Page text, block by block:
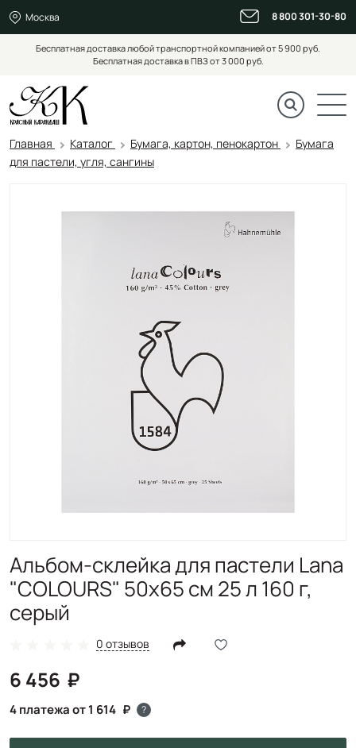
Москва 8 800 301-30-80
Бесплатная доставка любой транспортной компанией от 5 900 руб.
Бесплатная доставка в ПВЗ от 3 000 руб.
Главная Каталог Бумага, картон, пенокартон
Бумага
для пастели, угля, сангины
Альбом-склейка для пастели Lana
"COLOURS" 50х65 см 25 л 160 г,
серый
0 отзывов
6 456
4 платежа от 1 614 ?